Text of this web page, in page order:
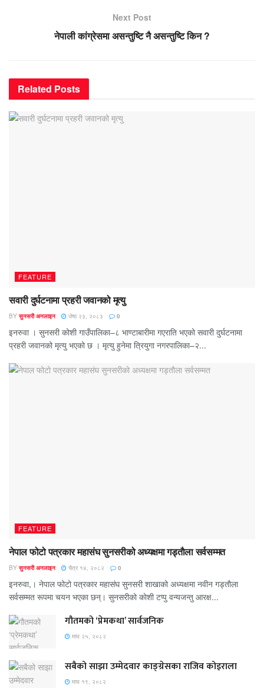
Next Post
नेपाली कांग्रेसमा असन्तुष्टि नै असन्तुष्टि किन ?
Related Posts
FEATURE
सवारी दुर्घटनामा प्रहरी जवानको मृत्यु
BY सुनसरी अनलाइन जेष्ठ २३, २०८३ 0
इनरुवा । सुनसरी कोशी गाउँपालिका–८ भाण्टाबारीमा गएराति भएको सवारी दुर्घटनामा
प्रहरी जवानको मृत्यु भएको छ । मृत्यु हुनेमा त्रियुगा नगरपालिका–२...
FEATURE
नेपाल फोटो पत्रकार महासंघ सुनसरीको अध्यक्षमा गड्ताैला सर्वसम्मत
BY सुनसरी अनलाइन चैत्र १४, २०८२ 0
इनरुवा,। नेपाल फोटो पत्रकार महासंघ सुनसरी शाखाको अध्यक्षमा नवीन गड्ताैला
सर्वसम्मत रूपमा चयन भएका छन्। सुनसरीको काेशी टप्पु वन्यजन्तु आरक्ष...
गौतमको ‘प्रेमकथा’ सार्वजनिक
माघ २५, २०८२
सबैको साझा उम्मेदवार काङ्ग्रेसका राजिव कोइराला
माघ १९, २०८२